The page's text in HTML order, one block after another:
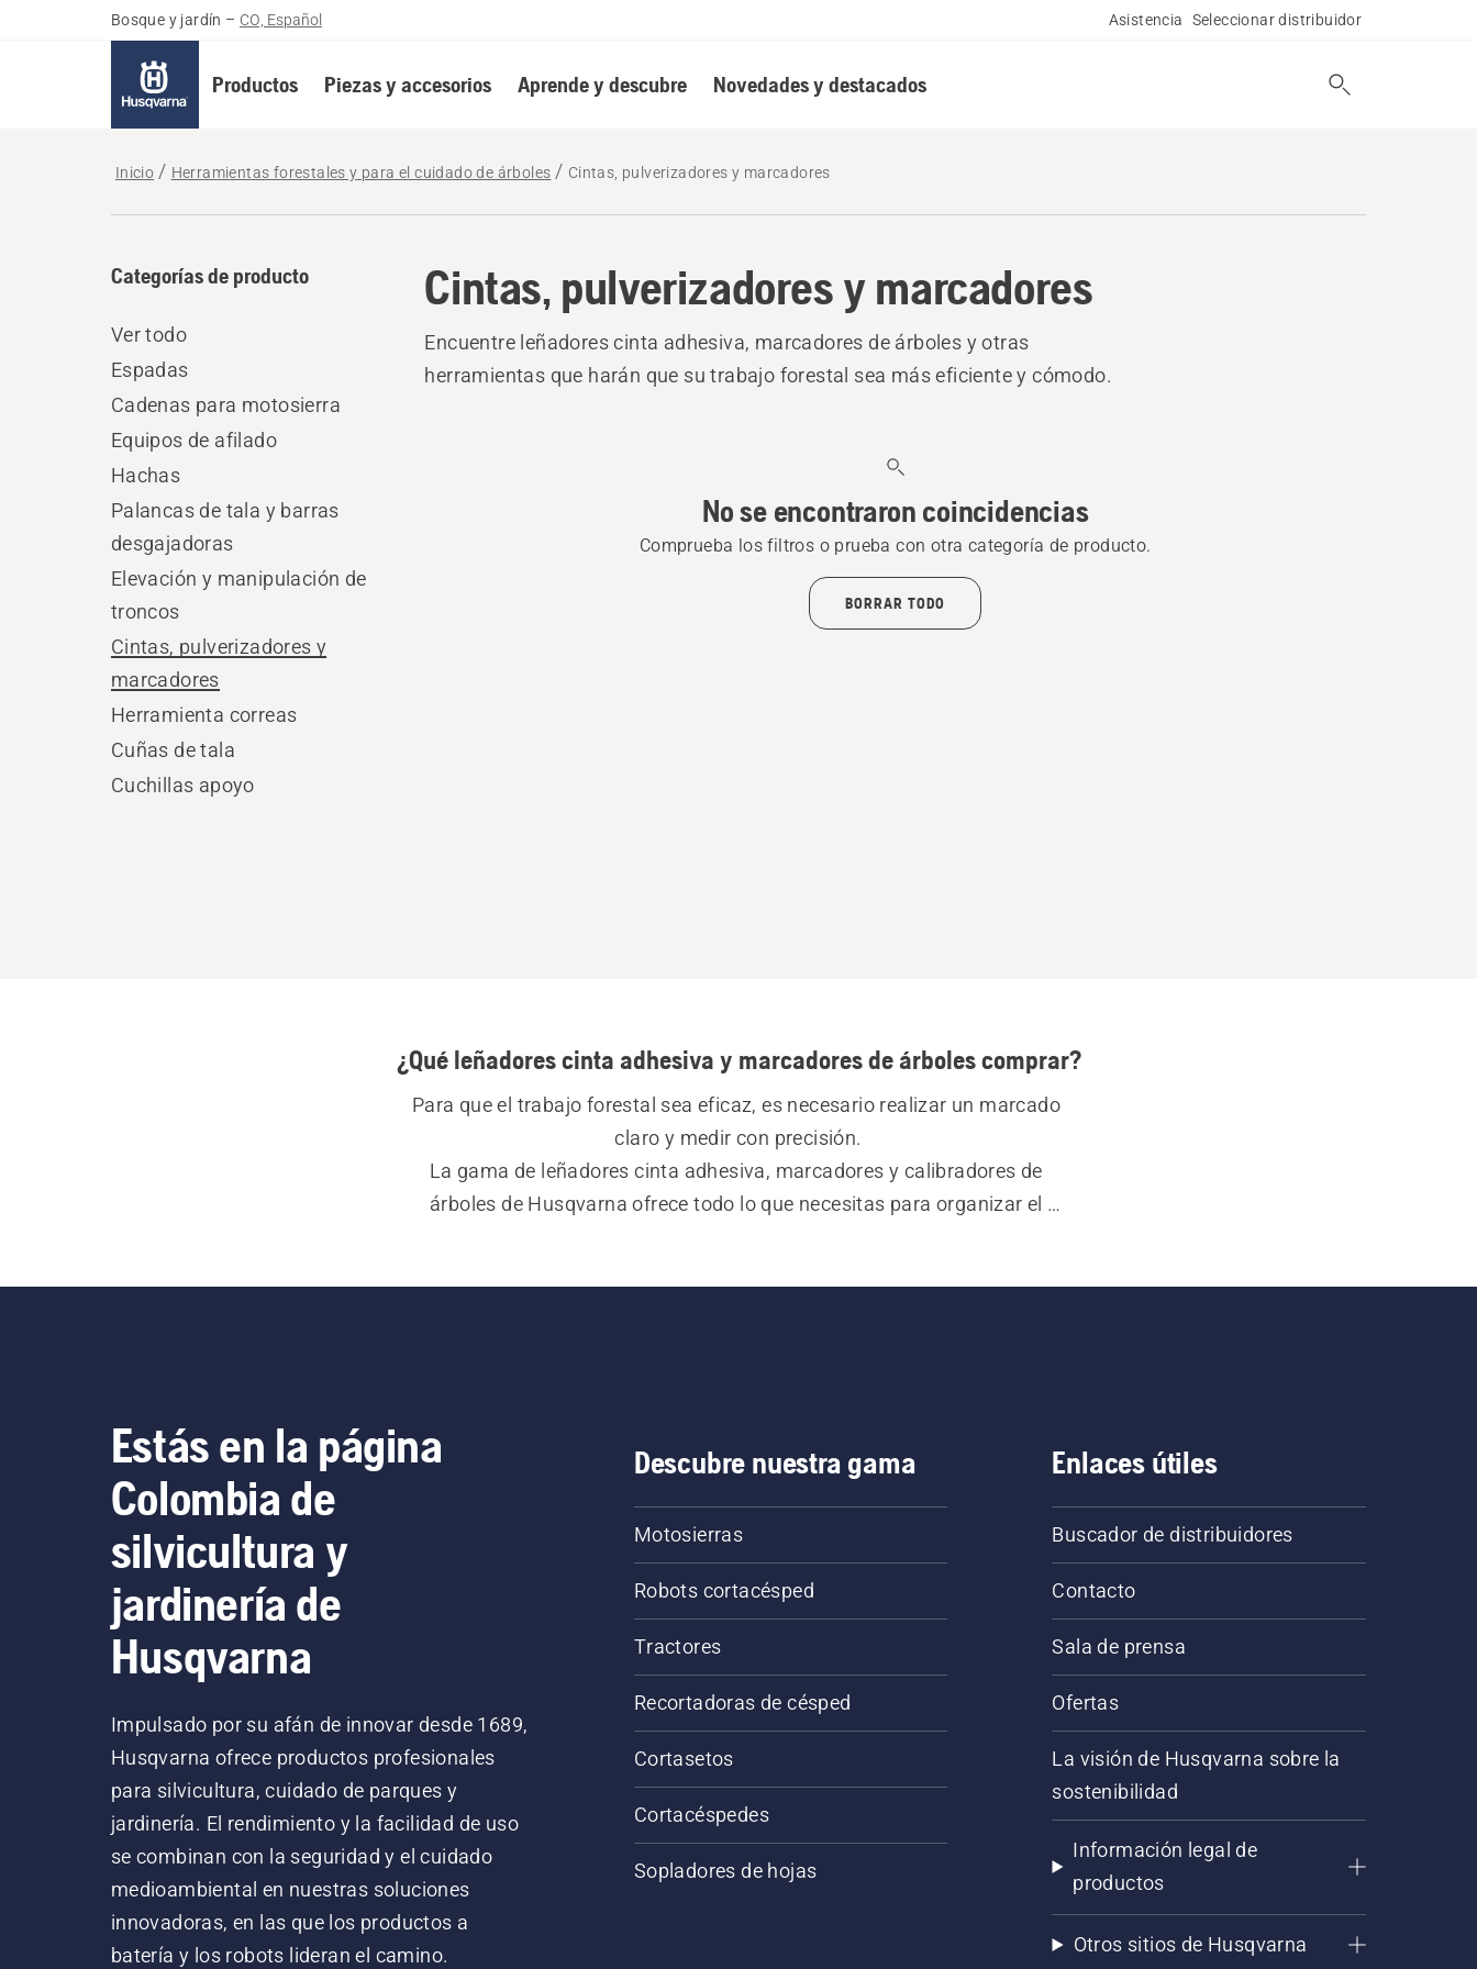
Bosque y jardín – CO, Español Asistencia Seleccionar distribuidor
Productos Piezas y accesorios Aprende y descubre Novedades y destacados
Inicio Herramientas forestales y para el cuidado de árboles Cintas, pulverizadores y marcadores
Cintas, pulverizadores y marcadores
Categorías de producto
Ver todo
Espadas
Cadenas para motosierra
Equipos de afilado
Hachas
Palancas de tala y barras
desgajadoras
Elevación y manipulación de
troncos
Cintas, pulverizadores y
marcadores
Herramienta correas
Cuñas de tala
Cuchillas apoyo
Encuentre leñadores cinta adhesiva, marcadores de árboles y otras
herramientas que harán que su trabajo forestal sea más eficiente y cómodo.
No se encontraron coincidencias
Comprueba los filtros o prueba con otra categoría de producto.
BORRAR TODO
¿Qué leñadores cinta adhesiva y marcadores de árboles comprar?
Para que el trabajo forestal sea eficaz, es necesario realizar un marcado
claro y medir con precisión.
La gama de leñadores cinta adhesiva, marcadores y calibradores de
árboles de Husqvarna ofrece todo lo que necesitas para organizar el
Estás en la página
Colombia de
silvicultura y
jardinería de
Husqvarna
Impulsado por su afán de innovar desde 1689,
Husqvarna ofrece productos profesionales
para silvicultura, cuidado de parques y
jardinería. El rendimiento y la facilidad de uso
se combinan con la seguridad y el cuidado
medioambiental en nuestras soluciones
innovadoras, en las que los productos a
batería y los robots lideran el camino.
Descubre nuestra gama
Motosierras
Robots cortacésped
Tractores
Recortadoras de césped
Cortasetos
Cortacéspedes
Sopladores de hojas
Enlaces útiles
Buscador de distribuidores
Contacto
Sala de prensa
Ofertas
La visión de Husqvarna sobre la
sostenibilidad
Información legal de
productos
Otros sitios de Husqvarna